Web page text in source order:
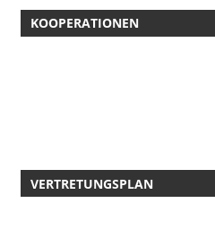
KOOPERATIONEN
VERTRETUNGSPLAN